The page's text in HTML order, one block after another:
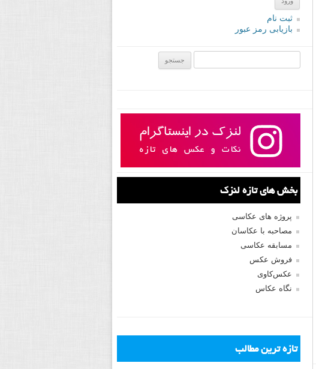
ثبت نام
بازیابی رمز عبور
بخش های تازه لنزک
پروژه های عکاسی
مصاحبه با عکاسان
مسابقه عکاسی
فروش عکس
عکس‌کاوی
نگاه عکاس
تازه ترین مطالب